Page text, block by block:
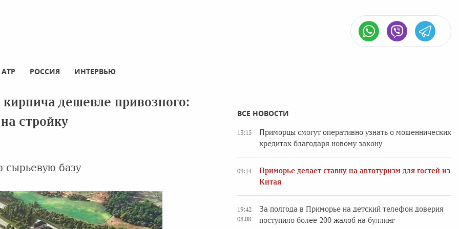
АТР РОССИЯ ИНТЕРВЬЮ
дешевле привозного:
стройку
сырьевую базу
ВСЕ НОВОСТИ
13:15
Приморцы смогут оперативно узнать о мошеннических
кредитах благодаря новому закону
09:14
Приморье делает ставку на автотуризм для гостей из
Китая
19:42
08.08
За полгода в Приморье на детский телефон доверия
поступило более 200 жалоб на буллинг